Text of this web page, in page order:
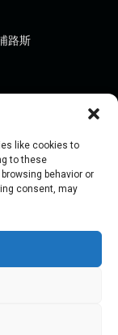
like cookies to
to these
behavior or
consent, may
路斯